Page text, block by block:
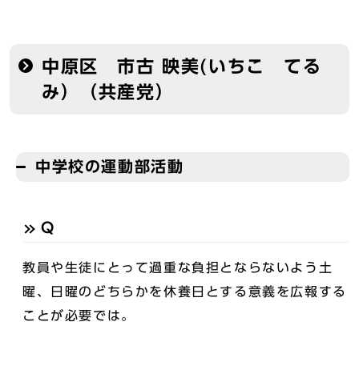
中原区 市古 映美(いちこ てる
み）（共産党）
中学校の運動部活動
Q
教員や生徒にとって過重な負担とならないよう土
曜、日曜のどちらかを休養日とする意義を広報する
ことが必要では。